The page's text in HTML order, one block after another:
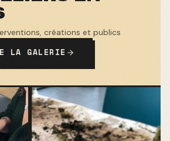
créations et publics
LA GALERIE